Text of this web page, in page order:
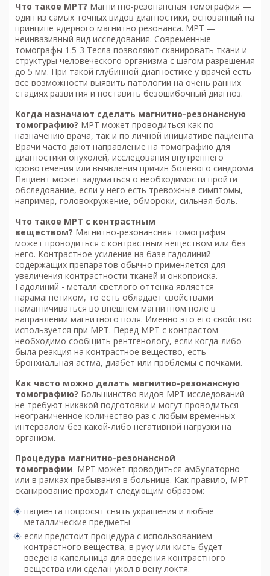
Что такое МРТ? Магнитно-резонансная томография —
один из самых точных видов диагностики, основанный на
принципе ядерного магнитно резонанса. МРТ —
неинвазивный вид исследования. Современные
томографы 1.5-3 Тесла позволяют сканировать ткани и
структуры человеческого организма с шагом разрешения
до 5 мм. При такой глубинной диагностике у врачей есть
все возможности выявить патологии на очень ранних
стадиях развития и поставить безошибочный диагноз.
Когда назначают сделать магнитно-резонансную
томографию? МРТ может проводиться как по
назначению врача, так и по личной инициативе пациента.
Врачи часто дают направление на томографию для
диагностики опухолей, исследования внутреннего
кровотечения или выявления причин болевого синдрома.
Пациент может задуматься о необходимости пройти
обследование, если у него есть тревожные симптомы,
например, головокружение, обмороки, сильная боль.
Что такое МРТ с контрастным
веществом? Магнитно-резонансная томография
может проводиться с контрастным веществом или без
него. Контрастное усиление на базе гадолиний-
содержащих препаратов обычно применяется для
увеличения контрастности тканей и онкопоиска.
Гадолиний - металл светлого оттенка является
парамагнетиком, то есть обладает свойствами
намагничиваться во внешнем магнитном поле в
направлении магнитного поля. Именно это его свойство
используется при МРТ. Перед МРТ с контрастом
необходимо сообщить рентгенологу, если когда-либо
была реакция на контрастное вещество, есть
бронхиальная астма, диабет или проблемы с почками.
Как часто можно делать магнитно-резонансную
томографию? Большинство видов МРТ исследований
не требуют никакой подготовки и могут проводиться
неограниченное количество раз с любым временных
интервалом без какой-либо негативной нагрузки на
организм.
Процедура магнитно-резонансной
томографии. МРТ может проводиться амбулаторно
или в рамках пребывания в больнице. Как правило, МРТ-
сканирование проходит следующим образом:
пациента попросят снять украшения и любые
металлические предметы
если предстоит процедура с использованием
контрастного вещества, в руку или кисть будет
введена капельница для введения контрастного
вещества или сделан укол в вену локтя.